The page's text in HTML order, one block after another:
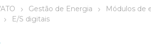
Gestão de Energia
Módulos de
E/S digitais